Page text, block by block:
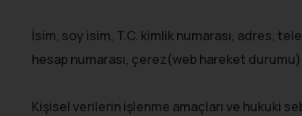
İsim, soy isim, T.C. kimlik numarası, adres,
hesap numarası, çerez(web hareket durumu)
Kişisel verilerin işlenme amaçları ve hukuki